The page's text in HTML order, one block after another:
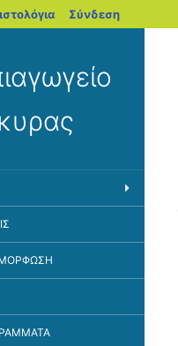
blogs.sch.gr
Σύνδεση